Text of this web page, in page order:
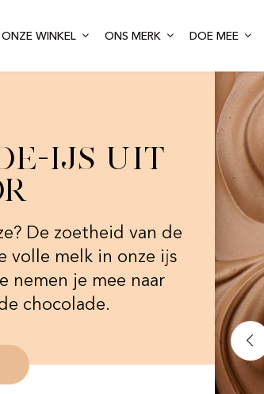
ONZE WINKEL ONS MERK DOE MEE
ijs uit
De zoetheid van de
volle melk in onze ijs
nemen je mee naar
chocolade.